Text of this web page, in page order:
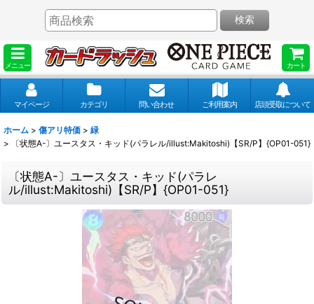
メニュー カート
検索
マイページ カテゴリ 問い合わせ ご利用案内 店頭受取について
ホーム > 傷アリ特価 > 緑
>
〔状態A-〕ユースタス・キッド(パラレル/illust:Makitoshi)【SR/P】{OP01-051}
〔状態A-〕ユースタス・キッド(パラレ
ル/illust:Makitoshi)【SR/P】{OP01-051}